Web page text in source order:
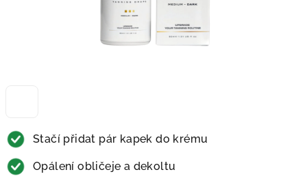
Stačí přidat pár kapek do krému
Opálení obličeje a dekoltu